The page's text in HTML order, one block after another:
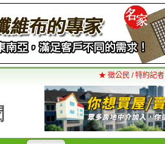
★ 徵公民 / 特約記者